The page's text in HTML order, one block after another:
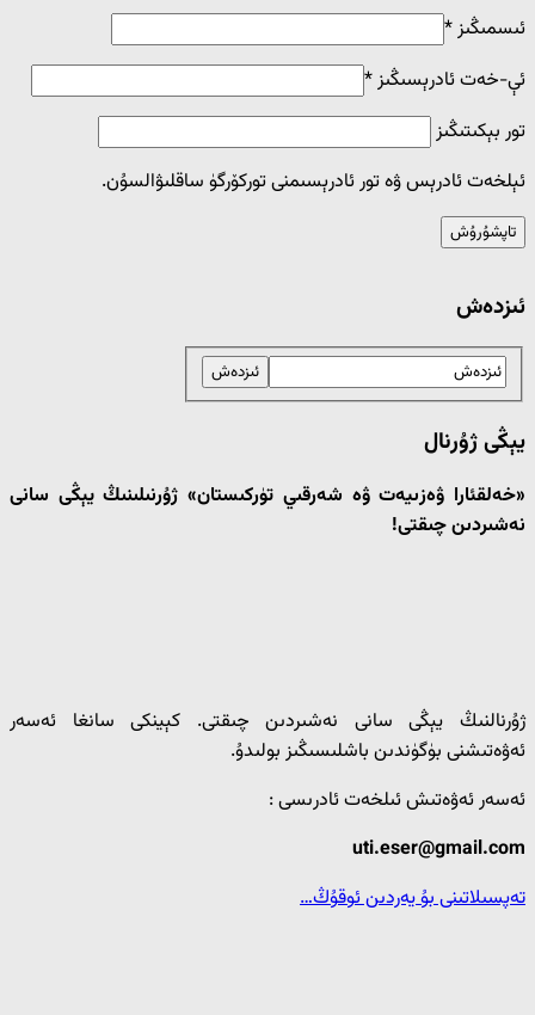
ئىسمىڭىز*
ئې-خەت ئادرېسىڭىز*
تور بېكىتىڭىز
ئېلخەت ئادرېس ۋە تور ئادرېسىمنى توركۆرگۈ ساقلىۋالسۇن.
ئىزدەش
يېڭى ژۇرنال
«خەلقئارا ۋەزىيەت ۋە شەرقىي تۈركىستان» ژۇرنىلىنىڭ يېڭى سانى
نەشىردىن چىقتى!
ژۇرنالنىڭ يېڭى سانى نەشىردىن چىقتى. كېينكى سانغا ئەسەر
ئەۋەتىشنى بۈگۈندىن باشلىسىڭىز بولىدۇ.
ئەسەر ئەۋەتىش ئىلخەت ئادرىسى :
uti.eser@gmail.com
تەپسىلاتىنى بۇ يەردىن ئوقۇڭ…